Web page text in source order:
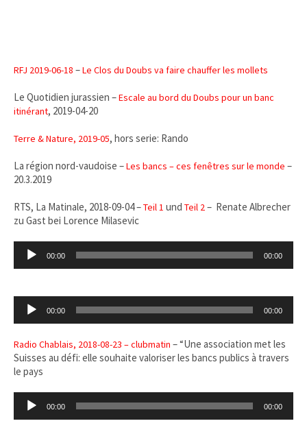
RFJ 2019-06-18 –Le Clos du Doubs va faire chauffer les mollets
Le Quotidien jurassien –Escale au bord du Doubs pour un banc
itinérant, 2019-04-20
Terre & Nature, 2019-05, hors serie: Rando
La région nord-vaudoise –Les bancs – ces fenêtres sur le monde –
20.3.2019
RTS, La Matinale, 2018-09-04 –Teil 1 undTeil 2– Renate Albrecher
zu Gast bei Lorence Milasevic
Audio-
Player
00:00 00:00
Audio-
Player
00:00 00:00
Radio Chablais, 2018-08-23 – clubmatin – “Une association met les
Suisses au défi: elle souhaite valoriser les bancs publics à travers
le pays
Audio-
Player
00:00 00:00